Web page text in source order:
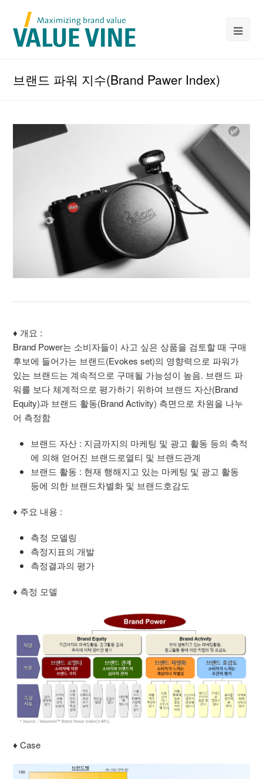
브랜드 파워 지수(Brand Pawer Index)
♦ 개요 :
Brand Power는 소비자들이 사고 싶은 상품을 검토할 때 구매
후보에 들어가는 브랜드(Evokes set)의 영향력으로 파워가
있는 브랜드는 계속적으로 구매될 가능성이 높음. 브랜드 파
워를 보다 체계적으로 평가하기 위하여 브랜드 자산(Brand
Equity)과 브랜드 활동(Brand Activity) 측면으로 차원을 나누
어 측정함
브랜드 자산 : 지금까지의 마케팅 및 광고 활동 등의 축적
에 의해 얻어진 브랜드로열티 및 브랜드관계
브랜드 활동 : 현재 행해지고 있는 마케팅 및 광고 활동
등에 의한 브랜드차별화 및 브랜드호감도
♦ 주요 내용 :
측정 모델링
측정지표의 개발
측정결과의 평가
♦ 측정 모델
♦ Case